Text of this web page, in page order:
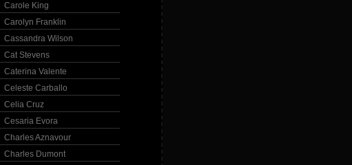
Carole King
Carolyn Franklin
Cassandra Wilson
Cat Stevens
Caterina Valente
Celeste Carballo
Celia Cruz
Cesaria Evora
Charles Aznavour
Charles Dumont